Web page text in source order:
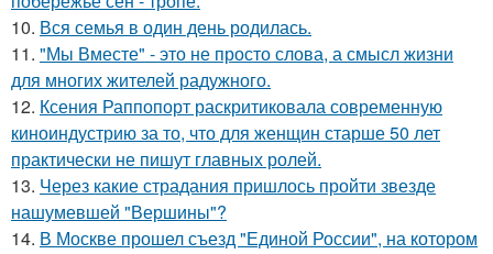
10. Вся семья в один день родилась.
11. "Мы Вместе" - это не просто слова, а смысл жизни
для многих жителей радужного.
12. Ксения Раппопорт раскритиковала современную
киноиндустрию за то, что для женщин старше 50 лет
практически не пишут главных ролей.
13. Через какие страдания пришлось пройти звезде
нашумевшей "Вершины"?
14. В Москве прошел съезд "Единой России", на котором